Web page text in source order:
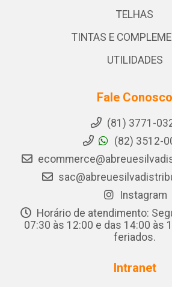
TELHAS
TINTAS E
UTILIDADES
Fale Conosco
(81) 3771-
(82) 3512-
Instagram
Horário de atendimento:
07:30 às 12:00 e das 14:00 às
feriados.
Intranet